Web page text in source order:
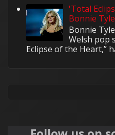
'Total
Bonnie
Bonnie
Welsh pop
Eclipse of the Heart,”